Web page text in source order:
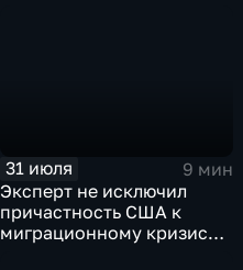
31 июля
9 мин
Эксперт не исключил
причастность США к
миграционному кризису в